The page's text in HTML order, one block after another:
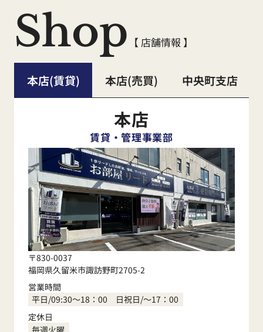
Shop 【 店舗情報 】
本店(賃貸) 本店(売買) 中央町支店
本店
賃貸・管理事業部
〒830-0037
福岡県久留米市諏訪野町2705-2
営業時間
平日/09:30～18：00 日祝日/～17：00
定休日
毎週火曜